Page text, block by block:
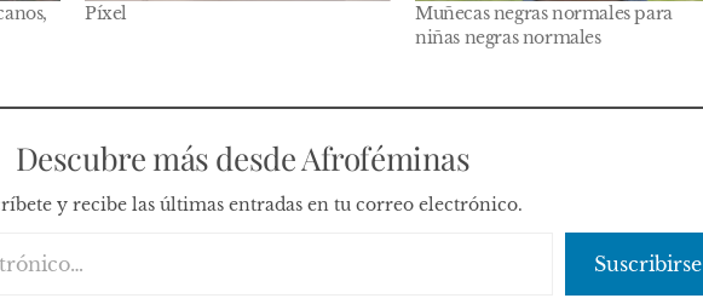
Píxel
Muñecas negras normales para
niñas negras normales
Descubre más desde Afroféminas
y recibe las últimas entradas en tu correo electrónico.
Suscribirse